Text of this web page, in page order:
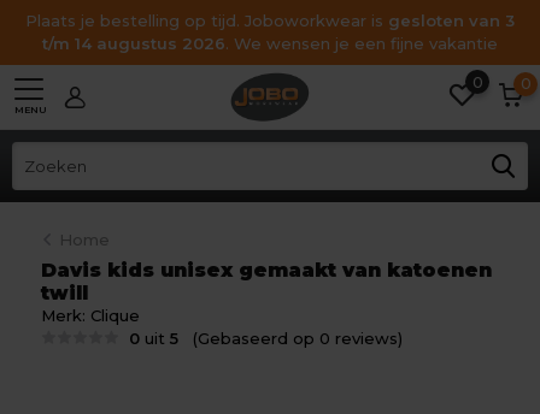
Plaats je bestelling op tijd. Joboworkwear is gesloten van 3
t/m 14 augustus 2026. We wensen je een fijne vakantie
MENU
0 0
Home
Davis kids unisex gemaakt van katoenen
twill
Merk: Clique
0 uit5 (Gebaseerd op 0 reviews)